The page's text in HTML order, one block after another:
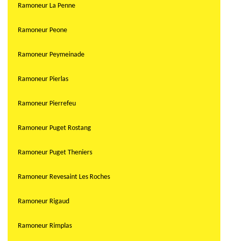
Ramoneur La Penne
Ramoneur Peone
Ramoneur Peymeinade
Ramoneur Pierlas
Ramoneur Pierrefeu
Ramoneur Puget Rostang
Ramoneur Puget Theniers
Ramoneur Revesaint Les Roches
Ramoneur Rigaud
Ramoneur Rimplas